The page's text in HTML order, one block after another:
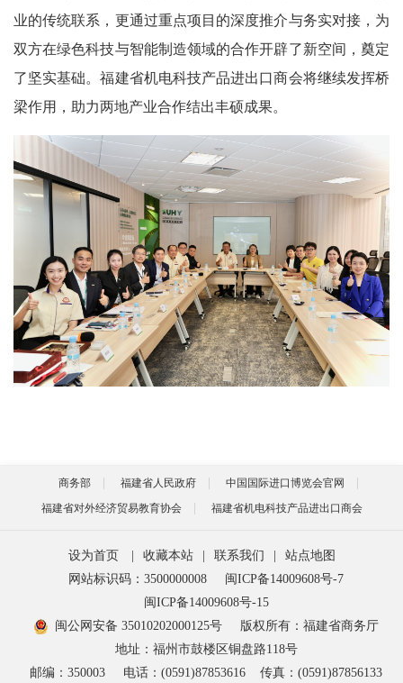
业的传统联系，更通过重点项目的深度推介与务实对接，为
双方在绿色科技与智能制造领域的合作开辟了新空间，奠定
了坚实基础。福建省机电科技产品进出口商会将继续发挥桥
梁作用，助力两地产业合作结出丰硕成果。
商务部 福建省人民政府
中国国际进口博览会官网
福建省对外经济贸易教育协会
福建省机电科技产品进出口商会
设为首页 收藏本站 联系我们
站点地图
网站标识码：3500000008
闽ICP备14009608号-7
闽ICP备14009608号-15
闽公网安备 35010202000125号
版权所有：福建省商务厅
地址：福州市鼓楼区铜盘路118号
邮编：350003
电话：(0591)87853616 传真：(0591)87856133